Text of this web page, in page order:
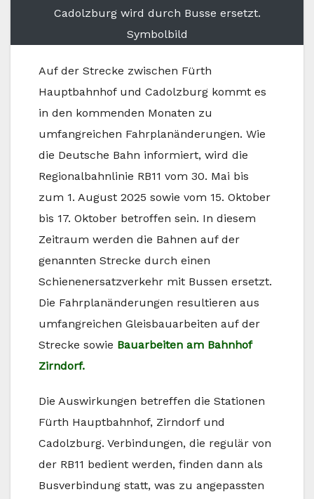
Cadolzburg wird durch Busse ersetzt.
Symbolbild
Auf der Strecke zwischen Fürth
Hauptbahnhof und Cadolzburg kommt es
in den kommenden Monaten zu
umfangreichen Fahrplanänderungen. Wie
die Deutsche Bahn informiert, wird die
Regionalbahnlinie RB11 vom 30. Mai bis
zum 1. August 2025 sowie vom 15. Oktober
bis 17. Oktober betroffen sein. In diesem
Zeitraum werden die Bahnen auf der
genannten Strecke durch einen
Schienenersatzverkehr mit Bussen ersetzt.
Die Fahrplanänderungen resultieren aus
umfangreichen Gleisbauarbeiten auf der
Strecke sowie Bauarbeiten am Bahnhof
Zirndorf.
Die Auswirkungen betreffen die Stationen
Fürth Hauptbahnhof, Zirndorf und
Cadolzburg. Verbindungen, die regulär von
der RB11 bedient werden, finden dann als
Busverbindung statt, was zu angepassten